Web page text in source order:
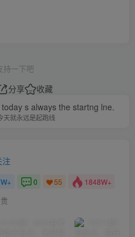
持一下吧
分享
收藏
s always the startng lne.
天就永远是起跑线
注
0 55 1848W+